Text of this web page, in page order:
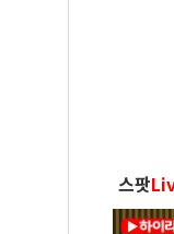
스팟